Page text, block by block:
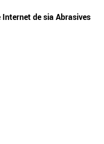
de sia Abrasives